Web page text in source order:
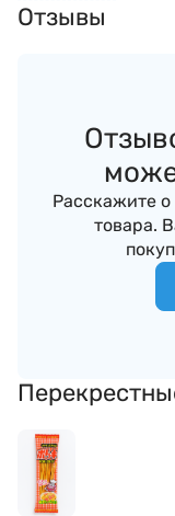
Отзывы
Расскажите
товара.